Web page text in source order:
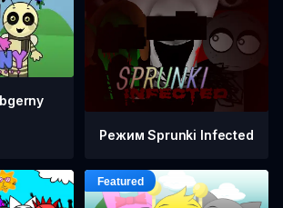
Режим Sprunki Infected